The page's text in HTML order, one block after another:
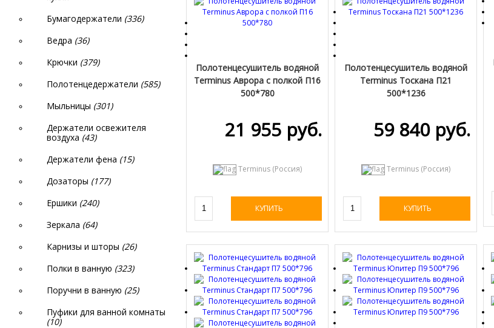
Полотенцесушитель водяной
Terminus Аврора с полкой П16
500*780
21 955 руб.
Terminus (Россия)
КУПИТЬ
Полотенцесушитель водяной
Terminus Тоскана П21
500*1236
59 840 руб.
Terminus (Россия)
КУПИТЬ
Бумагодержатели (336)
Ведра (36)
Крючки (379)
Полотенцедержатели (585)
Мыльницы (301)
Держатели освежителя
воздуха (43)
Держатели фена (15)
Дозаторы (177)
Ершики (240)
Зеркала (64)
Карнизы и шторы (26)
Полки в ванную (323)
Поручни в ванную (25)
Пуфики для ванной комнаты
(10)